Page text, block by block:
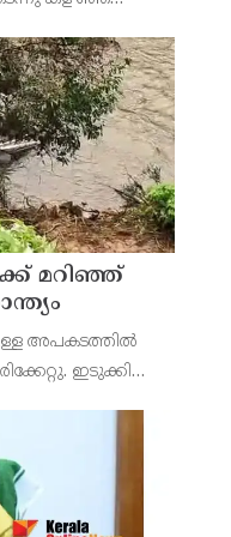
മറിഞ്ഞ്
അപകടത്തിൽ
ഇടുക്കി